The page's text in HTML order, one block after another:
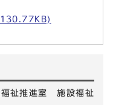
130.77KB)
祉推進室 施設福祉